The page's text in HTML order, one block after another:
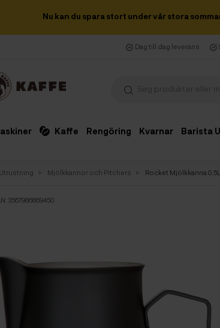
Nu kan du spara stort under vår stora
Dag till dag leverans
Kaffe Rengöring Kvarnar Barista
Mjölkkannor och Pitchers Rocket Mjölkkanna
3567986869450